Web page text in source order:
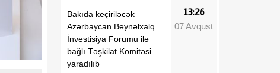
Bakıda keçiriləcək
Azərbaycan Beynəlxalq
İnvestisiya Forumu ilə
bağlı Təşkilat Komitəsi
yaradılıb
13:26
07 Avqust